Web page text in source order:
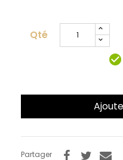
Qté
check_circle
Partager